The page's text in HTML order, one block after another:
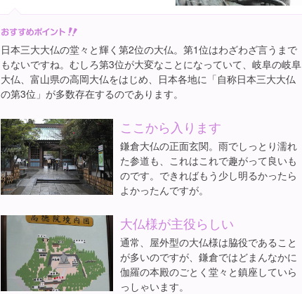
日本三大大仏の堂々と輝く第2位の大仏。第1位はわざわざ言うまで
もないですね。むしろ第3位が大変なことになっていて、岐阜の岐阜
大仏、富山県の高岡大仏をはじめ、日本各地に「自称日本三大大仏
の第3位」が多数存在するのであります。
ここから入ります
鎌倉大仏の正面玄関。雨でしっとり濡れ
た参道も、これはこれで趣がって良いも
のです。できればもう少し明るかったら
よかったんですが。
大仏様が主役らしい
通常、屋外型の大仏様は脇役であること
が多いのですが、鎌倉ではどまんなかに
伽羅の本殿のごとく堂々と鎮座していら
っしゃいます。